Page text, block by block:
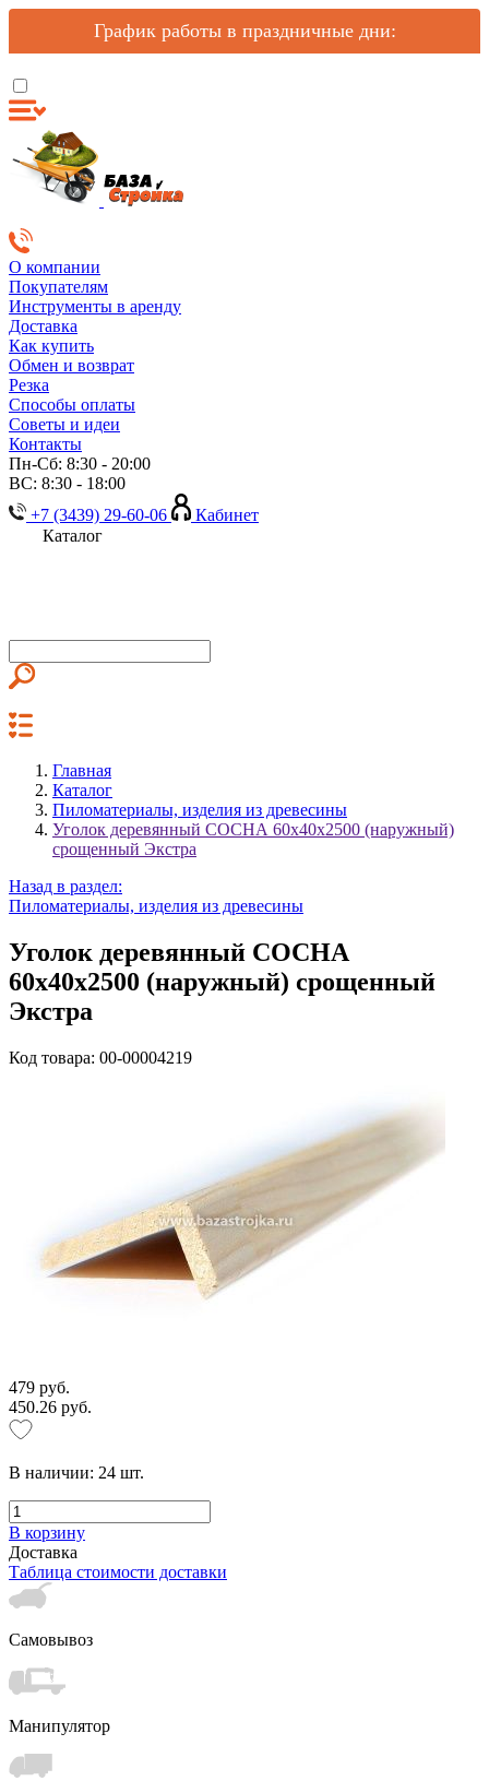
График работы в праздничные дни:
О компании
Покупателям
Инструменты в аренду
Доставка
Как купить
Обмен и возврат
Резка
Способы оплаты
Советы и идеи
Контакты
Пн-Сб: 8:30 - 20:00
ВС: 8:30 - 18:00
+7 (3439) 29-60-06
Кабинет
Каталог
Главная
Каталог
Пиломатериалы, изделия из древесины
Уголок деревянный СОСНА 60х40х2500 (наружный)
срощенный Экстра
Назад в раздел:
Пиломатериалы, изделия из древесины
Уголок деревянный СОСНА
60х40х2500 (наружный) срощенный
Экстра
Код товара: 00-00004219
479 руб.
450.26 руб.
В наличии: 24 шт.
В корзину
Доставка
Таблица стоимости доставки
Самовывоз
Манипулятор